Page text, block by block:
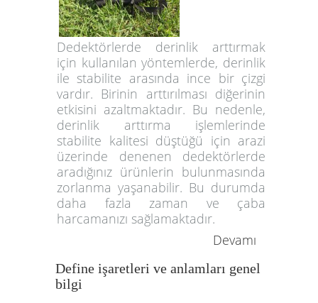
Dedektörlerde derinlik arttırmak
için kullanılan yöntemlerde, derinlik
ile stabilite arasında ince bir çizgi
vardır. Birinin arttırılması diğerinin
etkisini azaltmaktadır. Bu nedenle,
derinlik arttırma işlemlerinde
stabilite kalitesi düştüğü için arazi
üzerinde denenen dedektörlerde
aradığınız ürünlerin bulunmasında
zorlanma yaşanabilir. Bu durumda
daha fazla zaman ve çaba
harcamanızı sağlamaktadır.
Devamı
Define işaretleri ve anlamları genel
bilgi